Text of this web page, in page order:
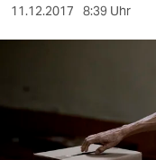
berlin
nord
11.12.2017 8:39 Uhr